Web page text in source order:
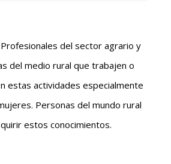
Profesionales del sector agrario y
del medio rural que trabajen o
estas actividades especialmente
Personas del mundo rural
estos conocimientos.